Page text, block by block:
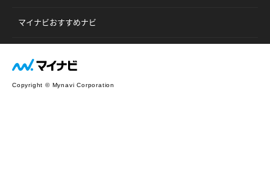
マイナビおすすめナビ
Copyright © Mynavi Corporation